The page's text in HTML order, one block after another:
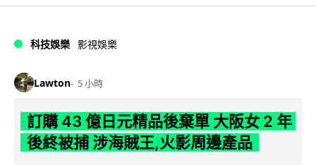
科技娛樂 影視娛樂
Lawton 5 小時
訂購 43 億日元精品後棄單 大阪女 2 年
後終被捕 涉海賊王,火影周邊產品